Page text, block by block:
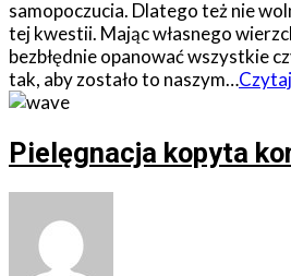
samopoczucia. Dlatego też nie
tej kwestii. Mając własnego
bezbłędnie opanować wszystkie
tak, aby zostało to naszym…
Pielęgnacja kopyta